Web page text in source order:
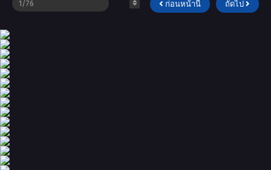
ก่อนหน้านี้ ถัดไป